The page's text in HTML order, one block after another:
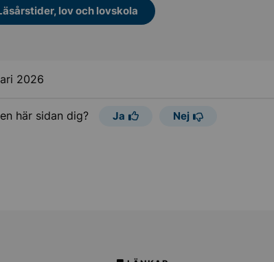
lov och lovskola
2026
här sidan dig? Ja Nej